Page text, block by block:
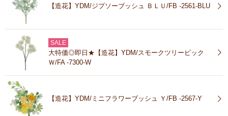
【造花】YDM/ジプソーブッシュ ＢＬＵ/FB -2561-BLU
SALE
大特価◎即日★【造花】YDM/スモークツリーピック
Ｗ/FA -7300-W
【造花】YDM/ミニフラワーブッシュ Ｙ/FB -2567-Y